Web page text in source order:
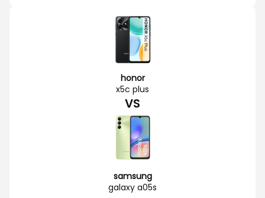
honor
x5c plus
VS
samsung
galaxy a05s